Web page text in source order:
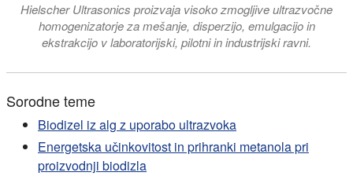
Hielscher Ultrasonics proizvaja visoko zmogljive ultrazvočne
homogenizatorje za mešanje, disperzijo, emulgacijo in
ekstrakcijo v laboratorijski, pilotni in industrijski ravni.
Sorodne teme
Biodizel iz alg z uporabo ultrazvoka
Energetska učinkovitost in prihranki metanola pri
proizvodnji biodizla